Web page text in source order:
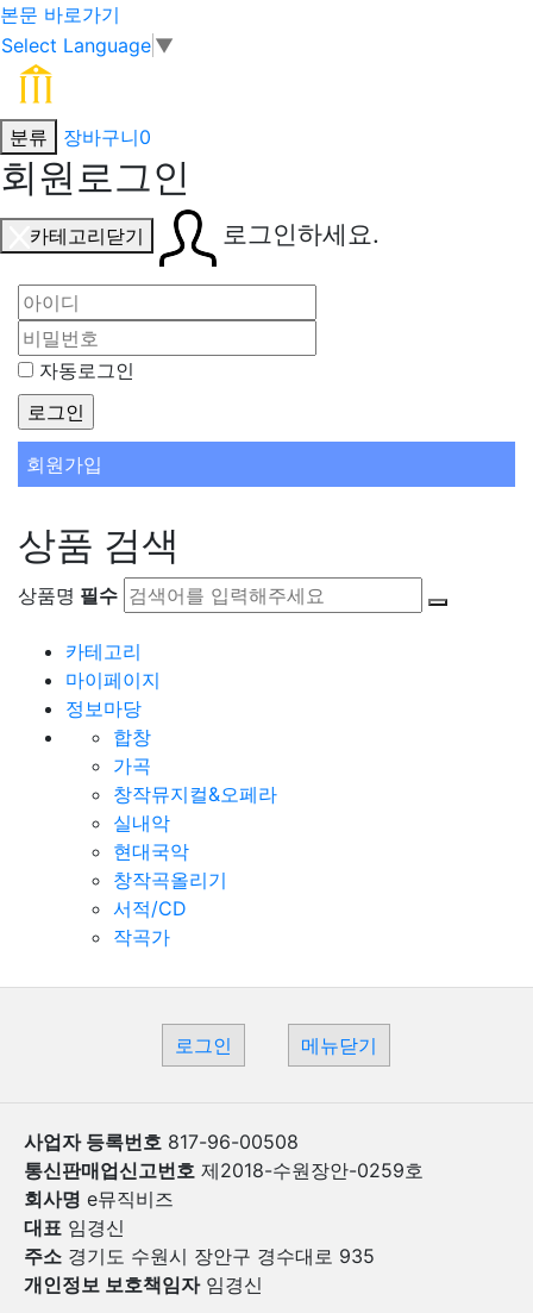
본문 바로가기
Select Language ▼
분류 장바구니0
회원로그인
카테고리닫기 로그인하세요.
자동로그인
회원가입
상품 검색
상품명 필수
카테고리
마이페이지
정보마당
합창
가곡
창작뮤지컬&오페라
실내악
현대국악
창작곡올리기
서적/CD
작곡가
로그인 메뉴닫기
사업자 등록번호 817-96-00508
통신판매업신고번호 제2018-수원장안-0259호
회사명 e뮤직비즈
대표 임경신
주소 경기도 수원시 장안구 경수대로 935
개인정보 보호책임자임경신